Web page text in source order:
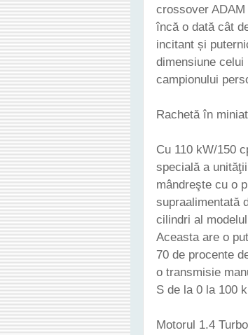
crossover
încă o dată cât
incitant și
dimensiune
campionului
Rachetă în
Cu 110 kW/150
specială a
mândreşte cu o
supraalimentată
cilindri al
Aceasta are o
70 de procente
o transmisie
S de la 0 la 100
Motorul 1.4